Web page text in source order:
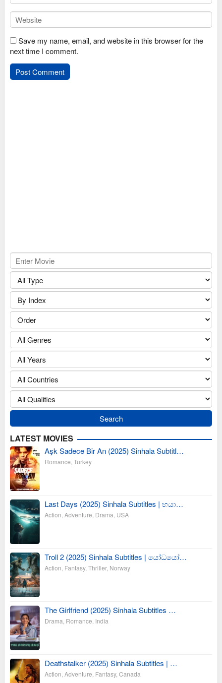
Save my name, email, and website in this browser for the
next time I comment.
LATEST MOVIES
Aşk Sadece Bir An (2025) Sinhala Subtitl…
Romance Turkey
Last Days (2025) Sinhala Subtitles | භයා…
Action Adventure Drama USA
Troll 2 (2025) Sinhala Subtitles | යෝධයෝ…
Action Fantasy, Thriller, Norway
The Girlfriend (2025) Sinhala Subtitles …
Drama Romance India
Deathstalker (2025) Sinhala Subtitles | …
Action Adventure Fantasy, Canada